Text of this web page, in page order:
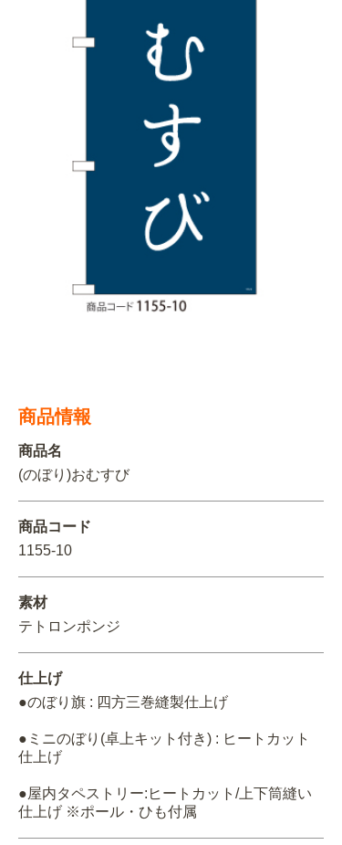
イベント・季節
関連アイテムを見る
料金一覧
お客様の声
オリジナルオーダー制作事例
商品情報
商品名
(のぼり)おむすび
商品コード
1155-10
素材
テトロンポンジ
仕上げ
●のぼり旗 : 四方三巻縫製仕上げ
●ミニのぼり(卓上キット付き) : ヒートカット
仕上げ
●屋内タペストリー:ヒートカット/上下筒縫い
仕上げ ※ポール・ひも付属